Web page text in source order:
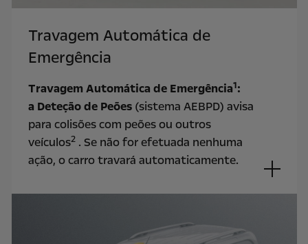
Travagem Automática de
Emergência
Travagem Automática de Emergência1:
a Deteção de Peões(sistema AEBPD) avisa
para colisões com peões ou outros
veículos2. Se não for efetuada nenhuma
ação, o carro travará automaticamente.